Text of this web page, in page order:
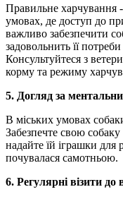
Правильне харчування
умовах, де доступ до
важливо забезпечити
задовольнить її
Консультуйтеся з
корму та режиму
5. Догляд за
В міських умовах
Забезпечте свою
надайте їй іграшки для
почувалася самотньою.
6. Регулярні візити до